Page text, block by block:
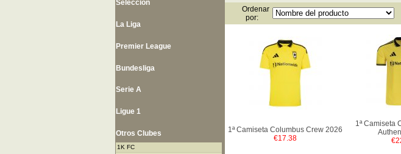
Seleccion
La Liga
Premier League
Bundesliga
Serie A
Ligue 1
Otros Clubes
1K FC
Ordenar
por:
1ª Camiseta Columbus Crew 2026
€17.38
1ª Camiseta